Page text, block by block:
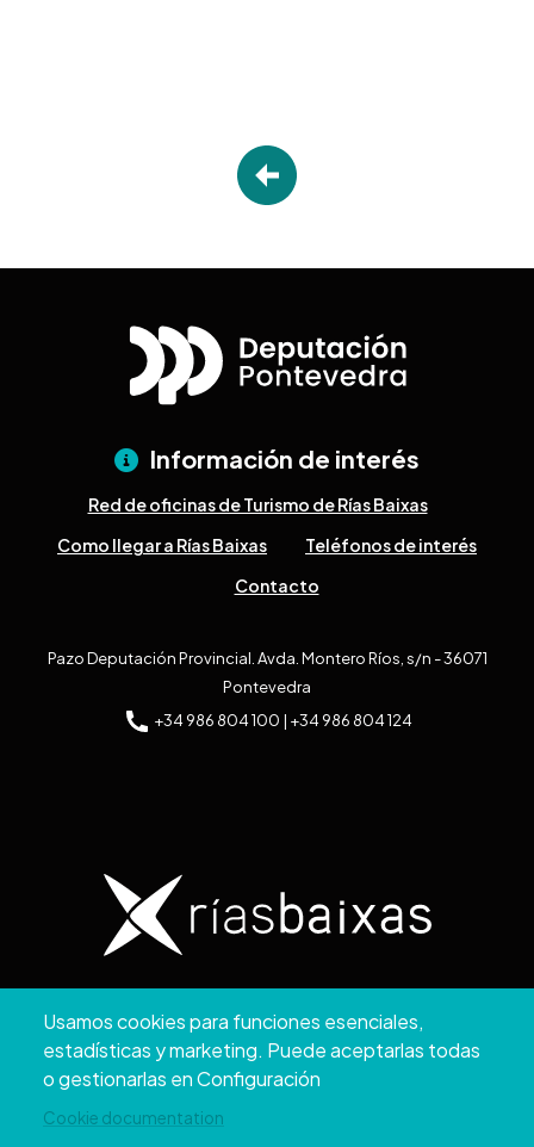
Usamos cookies para funciones esenciales,
estadísticas y marketing. Puede aceptarlas todas
o gestionarlas en Configuración
Cookie documentation
Información de interés
Red de oficinas de Turismo de Rías Baixas
Como llegar a Rías Baixas
Teléfonos de interés
Contacto
Pazo Deputación Provincial. Avda. Montero Ríos, s/n - 36071
Pontevedra
+34 986 804 100 | +34 986 804 124
Copyright © 2026. Diputación de Pontevedra.
Reservados todos los derechos
Aviso
Accesibilidad Protección de